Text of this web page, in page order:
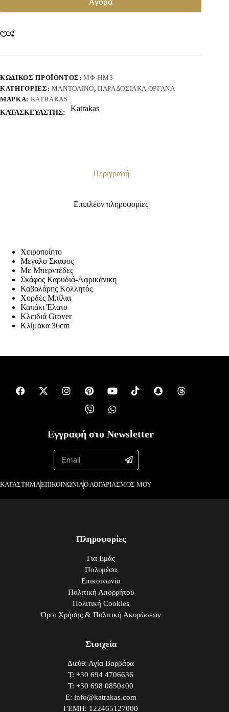
Αγορά
ΚΩΔΙΚΌΣ ΠΡΟΪΌΝΤΟΣ:ΜΦ-ΗΜ3
ΚΑΤΗΓΟΡΊΕΣ: ΜΑΝΤΟΛΊΝΟ, ΠΑΡΑΔΟΣΙΑΚΆ ΌΡΓΑΝΑ
ΜΆΡΚΑ: KATRAKAS
ΚΑΤΑΣΚΕΥΑΣΤΗΣ:
Katrakas
Περιγραφή
Επιπλέον πληροφορίες
Χειροποίητο
Μεγάλο Σκάφος
Με Μπερντέδες
Σκάφος Καρυδιά-Αφρικάνικη
Καβαλάρης Κολλητός
Χορδές Μπίλια
Καπάκι Έλατο
Κλειδιά Grover
Κλίμακα 36cm
Εγγραφή στο Newsletter
ΚΑΤΑΣΤΗΜΑΕΠΙΚΟΙΝΩΝΙΑΟ ΛΟΓΑΡΙΑΣΜΟΣ ΜΟΥ
Πληροφορίες
Για Εμάς
Πολυμέσα
Επικοινωνία
Πολιτική Απορρήτου
Πολιτική Cookies
Όροι Χρήσης & Πολιτική Ακυρώσεων
Στοιχεία
Διεύθ: Αγία Βαρβάρα
Τ: +30 694 4706636
Τ: +30 698 0850400
E: info@katrakas.com
ΓΕΜΗ: 122465127000